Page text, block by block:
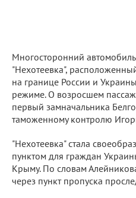
Многосторонний
"Нехотеевка",
на границе России и
режиме. О возросшем
первый замначальника
таможенному контролю
"Нехотеевка" стала
пунктом для граждан
Крыму. По словам
через пункт пропуска